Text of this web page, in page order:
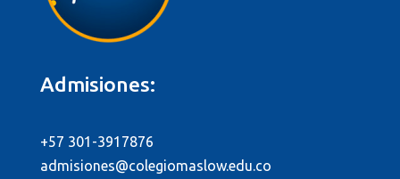
Admisiones:
+57 301-3917876
admisiones@colegiomaslow.edu.co